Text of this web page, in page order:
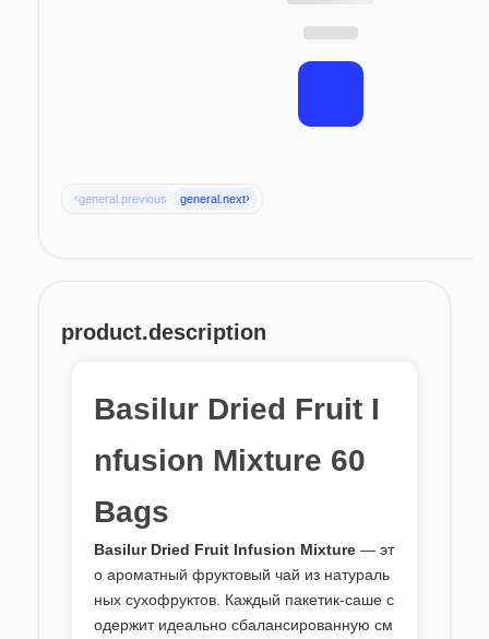
‹general.previous general.next›
product.description
Basilur Dried Fruit I
nfusion Mixture 60
Bags
Basilur Dried Fruit Infusion Mixture — эт
о ароматный фруктовый чай из натураль
ных сухофруктов. Каждый пакетик-саше с
одержит идеально сбалансированную см